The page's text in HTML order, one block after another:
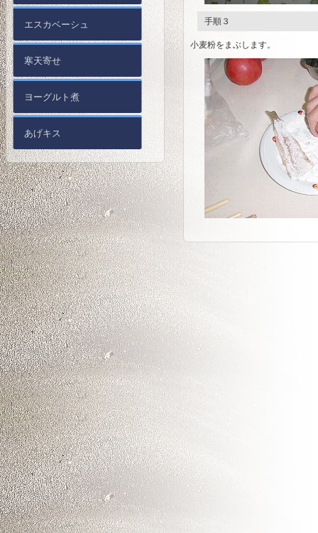
手順３
小麦粉をまぶします。
エスカベーシュ
寒天寄せ
ヨーグルト煮
あげキス